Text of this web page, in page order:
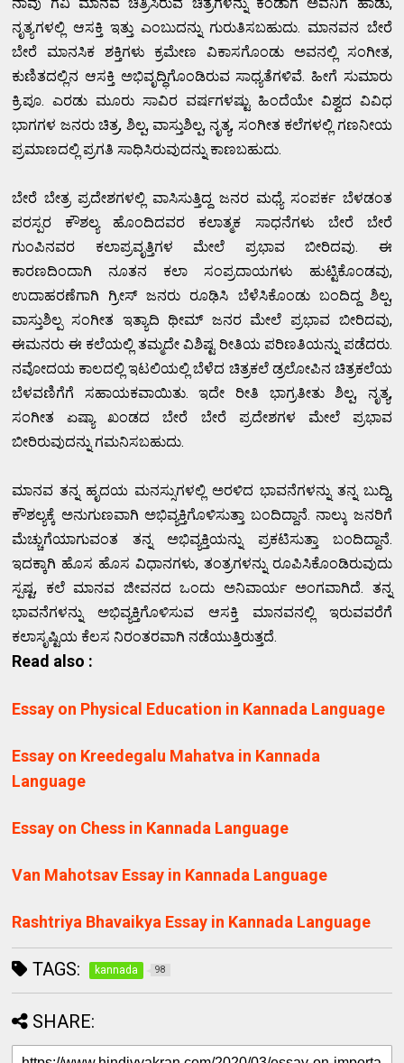
ನೃತ್ಯಗಳಲ್ಲಿ ಆಸಕ್ತಿ ಇತ್ತು ಎಂಬುದನ್ನು ಗುರುತಿಸಬಹುದು. ಮಾನವನ ಬೇರೆ
ಬೇರೆ ಮಾನಸಿಕ ಶಕ್ತಿಗಳು ಕ್ರಮೇಣ ವಿಕಾಸಗೊಂಡು ಅವನಲ್ಲಿ ಸಂಗೀತ,
ಕುಣಿತದಲ್ಲಿನ ಆಸಕ್ತಿ ಅಭಿವೃದ್ಧಿಗೊಂಡಿರುವ ಸಾಧ್ಯತೆಗಳಿವೆ. ಹೀಗೆ ಸುಮಾರು
ಕ್ರಿ.ಪೂ. ಎರಡು ಮೂರು ಸಾವಿರ ವರ್ಷಗಳಷ್ಟು ಹಿಂದೆಯೇ ವಿಶ್ವದ ವಿವಿಧ
ಭಾಗಗಳ ಜನರು ಚಿತ್ರ, ಶಿಲ್ಪ, ವಾಸ್ತುಶಿಲ್ಪ, ನೃತ್ಯ, ಸಂಗೀತ ಕಲೆಗಳಲ್ಲಿ ಗಣನೀಯ
ಪ್ರಮಾಣದಲ್ಲಿ ಪ್ರಗತಿ ಸಾಧಿಸಿರುವುದನ್ನು ಕಾಣಬಹುದು.
ಬೇರೆ ಬೇತ್ರ ಪ್ರದೇಶಗಳಲ್ಲಿ ವಾಸಿಸುತ್ತಿದ್ದ ಜನರ ಮಧ್ಯೆ ಸಂಪರ್ಕ ಬೆಳಡಂತ
ಪರಸ್ಪರ ಕೌಶಲ್ಯ ಹೊಂದಿದವರ ಕಲಾತ್ಮಕ ಸಾಧನೆಗಳು ಬೇರೆ ಬೇರೆ
ಗುಂಪಿನವರ ಕಲಾಪ್ರವೃತ್ತಿಗಳ ಮೇಲೆ ಪ್ರಭಾವ ಬೀರಿದವು. ಈ
ಕಾರಣದಿಂದಾಗಿ ನೂತನ ಕಲಾ ಸಂಪ್ರದಾಯಗಳು ಹುಟ್ಟಿಕೊಂಡವು,
ಉದಾಹರಣೆಗಾಗಿ ಗ್ರೀಸ್ ಜನರು ರೂಢಿಸಿ ಬೆಳೆಸಿಕೊಂಡು ಬಂದಿದ್ದ ಶಿಲ್ಪ,
ವಾಸ್ತುಶಿಲ್ಪ ಸಂಗೀತ ಇತ್ಯಾದಿ ಥೀಮ್ ಜನರ ಮೇಲೆ ಪ್ರಭಾವ ಬೀರಿದವು,
ಈಮನರು ಈ ಕಲೆಯಲ್ಲಿ ತಮ್ಮದೇ ವಿಶಿಷ್ಟ ರೀತಿಯ ಪರಿಣತಿಯನ್ನು ಪಡೆದರು.
ನವೋದಯ ಕಾಲದಲ್ಲಿ ಇಟಲಿಯಲ್ಲಿ ಬೆಳೆದ ಚಿತ್ರಕಲೆ ಡ್ರಲೋಪಿನ ಚಿತ್ರಕಲೆಯ
ಬೆಳವಣಿಗೆಗೆ ಸಹಾಯಕವಾಯಿತು. ಇದೇ ರೀತಿ ಭಾಗ್ರತೀತು ಶಿಲ್ಪ, ನೃತ್ಯ,
ಸಂಗೀತ ಏಷ್ಯಾ ಖಂಡದ ಬೇರೆ ಬೇರೆ ಪ್ರದೇಶಗಳ ಮೇಲೆ ಪ್ರಭಾವ
ಬೀರಿರುವುದನ್ನು ಗಮನಿಸಬಹುದು.
ಮಾನವ ತನ್ನ ಹೃದಯ ಮನಸ್ಸುಗಳಲ್ಲಿ ಅರಳಿದ ಭಾವನೆಗಳನ್ನು ತನ್ನ ಬುದ್ದಿ,
ಕೌಶಲ್ಯಕ್ಕೆ ಅನುಗುಣವಾಗಿ ಅಭಿವ್ಯಕ್ತಿಗೊಳಿಸುತ್ತಾ ಬಂದಿದ್ದಾನೆ. ನಾಲ್ಕು ಜನರಿಗೆ
ಮೆಚ್ಚುಗೆಯಾಗುವಂತ ತನ್ನ ಅಭಿವ್ಯಕ್ತಿಯನ್ನು ಪ್ರಕಟಿಸುತ್ತಾ ಬಂದಿದ್ದಾನೆ.
ಇದಕ್ಕಾಗಿ ಹೊಸ ಹೊಸ ವಿಧಾನಗಳು, ತಂತ್ರಗಳನ್ನು ರೂಪಿಸಿಕೊಂಡಿರುವುದು
ಸ್ಪಷ್ಟ, ಕಲೆ ಮಾನವ ಜೀವನದ ಒಂದು ಅನಿವಾರ್ಯ ಅಂಗವಾಗಿದೆ. ತನ್ನ
ಭಾವನೆಗಳನ್ನು ಅಭಿವ್ಯಕ್ತಿಗೊಳಿಸುವ ಆಸಕ್ತಿ ಮಾನವನಲ್ಲಿ ಇರುವವರೆಗೆ
ಕಲಾಸೃಷ್ಟಿಯ ಕೆಲಸ ನಿರಂತರವಾಗಿ ನಡೆಯುತ್ತಿರುತ್ತದೆ.
Read also :
Essay on Physical Education in Kannada Language
Essay on Kreedegalu Mahatva in Kannada
Language
Essay on Chess in Kannada Language
Van Mahotsav Essay in Kannada Language
Rashtriya Bhavaikya Essay in Kannada Language
TAGS: kannada 98
SHARE: